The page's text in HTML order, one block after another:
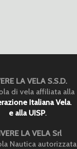
LA VELA S.S.D.
di vela affiliata alla
Italiana Vela.
e alla UISP.
LA VELA Srl
Nautica autorizzata